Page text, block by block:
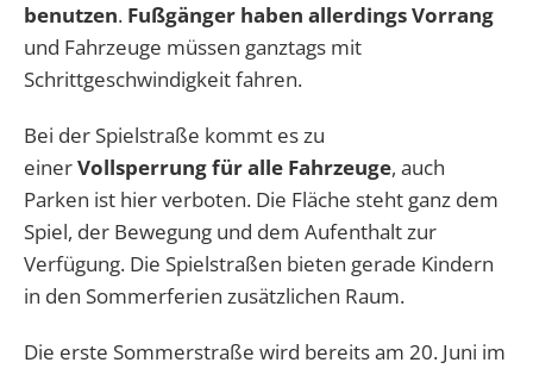
benutzen. Fußgänger haben allerdings Vorrang
und Fahrzeuge müssen ganztags mit
Schrittgeschwindigkeit fahren.
Bei der Spielstraße kommt es zu
einerVollsperrung für alle Fahrzeuge, auch
Parken ist hier verboten. Die Fläche steht ganz dem
Spiel, der Bewegung und dem Aufenthalt zur
Verfügung. Die Spielstraßen bieten gerade Kindern
in den Sommerferien zusätzlichen Raum.
Die erste Sommerstraße wird bereits am 20. Juni im